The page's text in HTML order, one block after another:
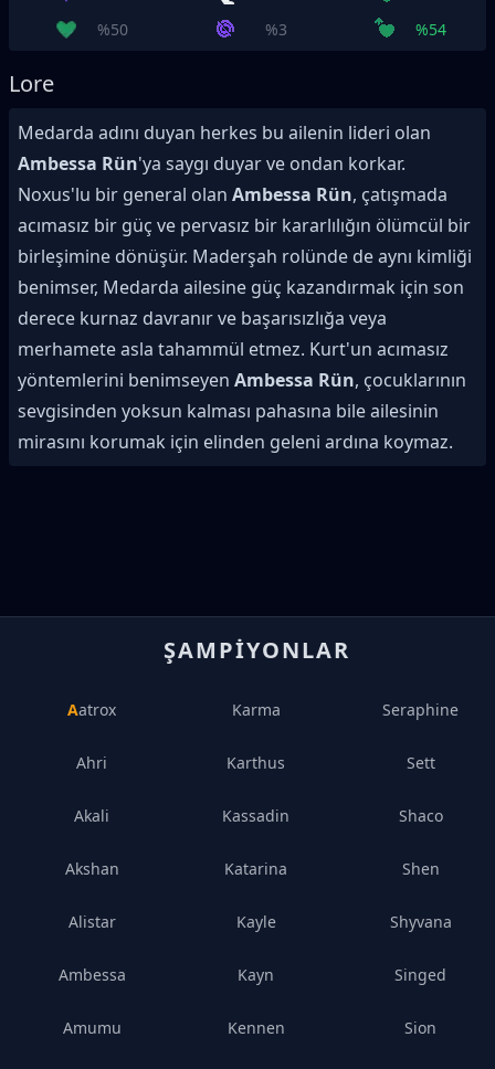
%50
%3 %54
Lore
Medarda adını duyan herkes bu ailenin lideri olan
Ambessa Rün'ya saygı duyar ve ondan korkar.
Noxus'lu bir general olan Ambessa Rün, çatışmada
acımasız bir güç ve pervasız bir kararlılığın ölümcül bir
birleşimine dönüşür. Maderşah rolünde de aynı kimliği
benimser, Medarda ailesine güç kazandırmak için son
derece kurnaz davranır ve başarısızlığa veya
merhamete asla tahammül etmez. Kurt'un acımasız
yöntemlerini benimseyen Ambessa Rün, çocuklarının
sevgisinden yoksun kalması pahasına bile ailesinin
mirasını korumak için elinden geleni ardına koymaz.
ŞAMPIYONLAR
Aatrox
Ahri
Akali
Akshan
Alistar
Ambessa
Amumu
Karma
Karthus
Kassadin
Katarina
Kayle
Kayn
Kennen
Seraphine
Sett
Shaco
Shen
Shyvana
Singed
Sion